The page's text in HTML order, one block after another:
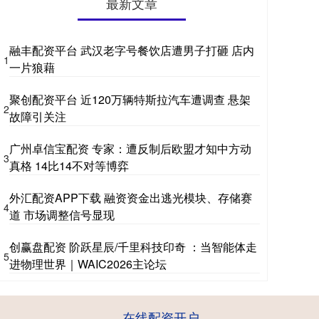
1
融丰配资平台 武汉老字号餐饮店遭男子打砸 店内
一片狼藉
2
聚创配资平台 近120万辆特斯拉汽车遭调查 悬架
故障引关注
3
广州卓信宝配资 专家：遭反制后欧盟才知中方动
真格 14比14不对等博弈
4
外汇配资APP下载 融资资金出逃光模块、存储赛
道 市场调整信号显现
5
创赢盘配资 阶跃星辰/千里科技印奇 ：当智能体走
进物理世界｜WAIC2026主论坛